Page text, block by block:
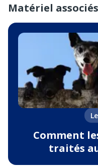
Matériel associés
Comment
traités